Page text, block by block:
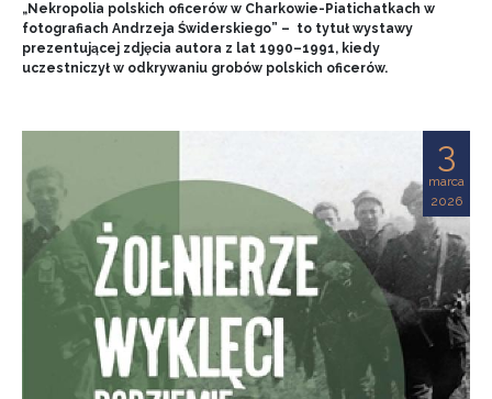
„Nekropolia polskich oficerów w Charkowie-Piatichatkach w
fotografiach Andrzeja Świderskiego” – to tytuł wystawy
prezentującej zdjęcia autora z lat 1990–1991, kiedy
uczestniczył w odkrywaniu grobów polskich oficerów.
3
marca
2026